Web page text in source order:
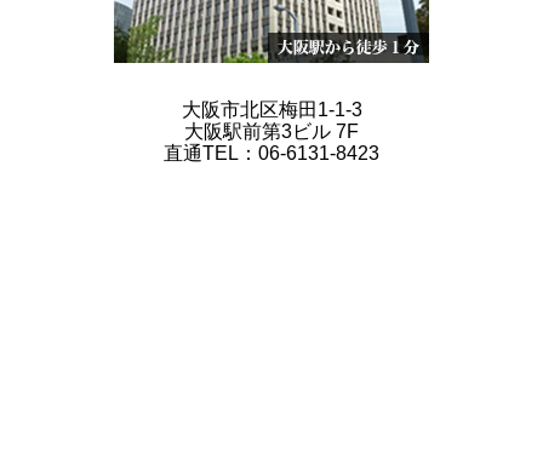
大阪市北区梅田1-1-3
大阪駅前第3ビル 7F
直通TEL：06-6131-8423